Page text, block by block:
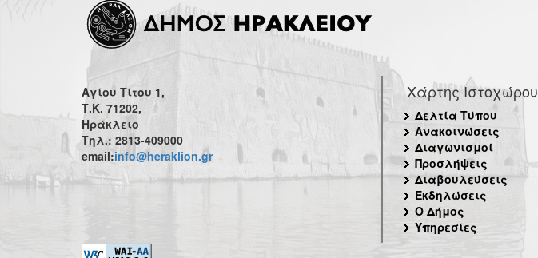
Αγίου Τίτου 1,
Τ.Κ. 71202,
Ηράκλειο
Τηλ.: 2813-409000
email:info@heraklion.gr
Χάρτης Ιστοχώρου
Δελτία Τύπου
Ανακοινώσεις
Διαγωνισμοί
Προσλήψεις
Διαβουλεύσεις
Εκδηλώσεις
Ο Δήμος
Υπηρεσίες